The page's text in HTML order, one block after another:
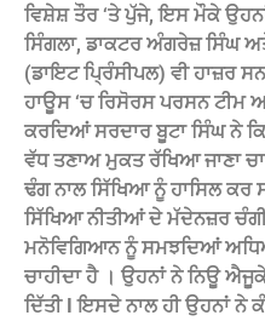
ਵਿਸ਼ੇਸ਼ ਤੌਰ ‘ਤੇ ਪੁੱਜੇ, ਇਸ ਮੌਕੇ
ਸਿੰਗਲਾ, ਡਾਕਟਰ ਅੰਗਰੇਜ਼ ਸਿੰਘ
(ਡਾਇਟ ਪ੍ਰਿੰਸੀਪਲ) ਵੀ ਹਾਜ਼ਰ
ਹਾਊਸ ‘ਚ ਰਿਸੋਰਸ ਪਰਸਨ
ਕਰਦਿਆਂ ਸਰਦਾਰ ਬੂਟਾ ਸਿੰਘ ਨੇ
ਵੱਧ ਤਣਾਅ ਮੁਕਤ ਰੱਖਿਆ ਜਾਣਾ
ਢੰਗ ਨਾਲ ਸਿੱਖਿਆ ਨੂੰ ਹਾਸਿਲ ਕਰ
ਸਿੱਖਿਆ ਨੀਤੀਆਂ ਦੇ ਮੱਦੇਨਜ਼ਰ
ਮਨੋਵਿਗਿਆਨ ਨੂੰ ਸਮਝਦਿਆਂ
ਚਾਹੀਦਾ ਹੈ । ਉਹਨਾਂ ਨੇ ਨਿਊ
ਦਿੱਤੀ I ਇਸਦੇ ਨਾਲ ਹੀ ਉਹਨਾਂ ਨੇ